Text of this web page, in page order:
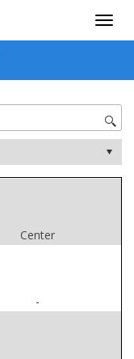
Center
-